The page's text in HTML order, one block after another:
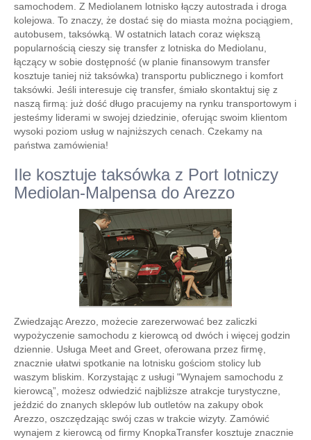
samochodem. Z Mediolanem lotnisko łączy autostrada i droga
kolejowa. To znaczy, że dostać się do miasta można pociągiem,
autobusem, taksówką. W ostatnich latach coraz większą
popularnością cieszy się transfer z lotniska do Mediolanu,
łączący w sobie dostępność (w planie finansowym transfer
kosztuje taniej niż taksówka) transportu publicznego i komfort
taksówki. Jeśli interesuje cię transfer, śmiało skontaktuj się z
naszą firmą: już dość długo pracujemy na rynku transportowym i
jesteśmy liderami w swojej dziedzinie, oferując swoim klientom
wysoki poziom usług w najniższych cenach. Czekamy na
państwa zamówienia!
Ile kosztuje taksówka z Port lotniczy
Mediolan-Malpensa do Arezzo
Zwiedzając Arezzo, możecie zarezerwować bez zaliczki
wypożyczenie samochodu z kierowcą od dwóch i więcej godzin
dziennie. Usługa Meet and Greet, oferowana przez firmę,
znacznie ułatwi spotkanie na lotnisku gościom stolicy lub
waszym bliskim. Korzystając z usługi "Wynajem samochodu z
kierowcą”, możesz odwiedzić najbliższe atrakcje turystyczne,
jeździć do znanych sklepów lub outletów na zakupy obok
Arezzo, oszczędzając swój czas w trakcie wizyty. Zamówić
wynajem z kierowcą od firmy KnopkaTransfer kosztuje znacznie